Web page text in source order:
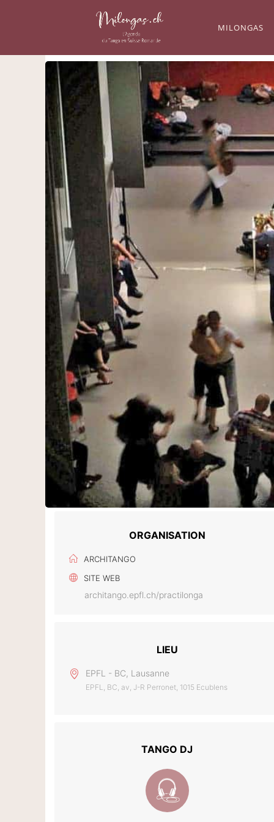
MILONGAS
ORGANISATION
ARCHITANGO
SITE WEB
architango.epfl.ch/practilonga
LIEU
EPFL - BC, Lausanne
EPFL, BC, av, J-R Perronet, 1015 Ecublens
TANGO DJ